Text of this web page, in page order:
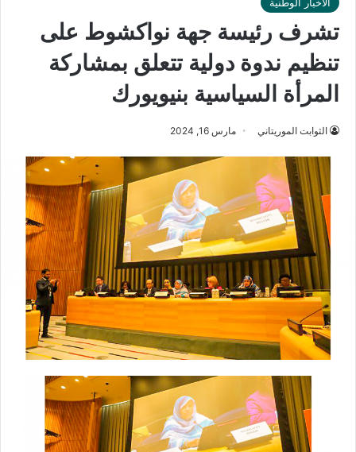
تشرف رئيسة جهة نواكشوط على
تنظيم ندوة دولية تتعلق بمشاركة
المرأة السياسية بنيويورك
الثوابت الموريتاني مارس 16, 2024